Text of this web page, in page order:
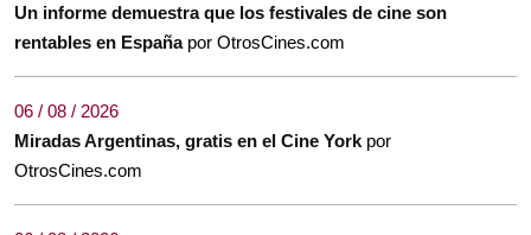
Un informe demuestra que los festivales de cine son
rentables en España por OtrosCines.com
06 / 08 / 2026
Miradas Argentinas, gratis en el Cine York por
OtrosCines.com